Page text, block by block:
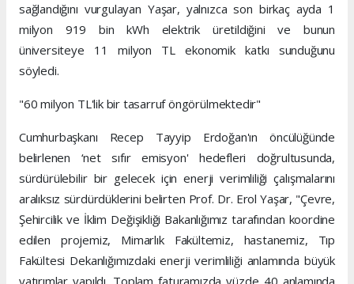
sağlandığını vurgulayan Yaşar, yalnızca son birkaç ayda 1
milyon 919 bin kWh elektrik üretildiğini ve bunun
üniversiteye 11 milyon TL ekonomik katkı sunduğunu
söyledi.
"60 milyon TL'lik bir tasarruf öngörülmektedir"
Cumhurbaşkanı Recep Tayyip Erdoğan'ın öncülüğünde
belirlenen ‘net sıfır emisyon' hedefleri doğrultusunda,
sürdürülebilir bir gelecek için enerji verimliliği çalışmalarını
aralıksız sürdürdüklerini belirten Prof. Dr. Erol Yaşar, "Çevre,
Şehircilik ve İklim Değişikliği Bakanlığımız tarafından koordine
edilen projemiz, Mimarlık Fakültemiz, hastanemiz, Tıp
Fakültesi Dekanlığımızdaki enerji verimliliği anlamında büyük